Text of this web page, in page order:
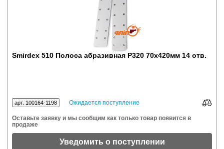
Smirdex 510 Полоса абразивная P320 70x420мм 14 отв.
арт. 100164-1198 Ожидается поступление
Оставьте заявку и мы сообщим как только товар появится в
продаже
Уведомить о поступлении